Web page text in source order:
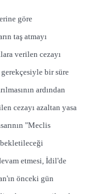
göre
taş atmayı
verilen cezayı
bir süre
ardından
cezayı azaltan yasa
"Meclis
etmesi, İdil'de
önceki gün